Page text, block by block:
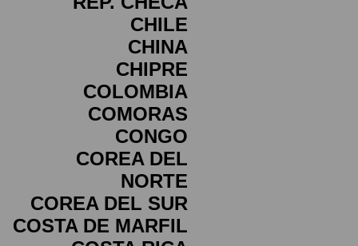
CHILE
CHINA
CHIPRE
COLOMBIA
COMORAS
CONGO
COREA DEL
NORTE
COREA DEL SUR
COSTA DE MARFIL